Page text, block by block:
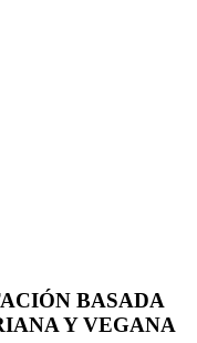
BASADA
Y VEGANA